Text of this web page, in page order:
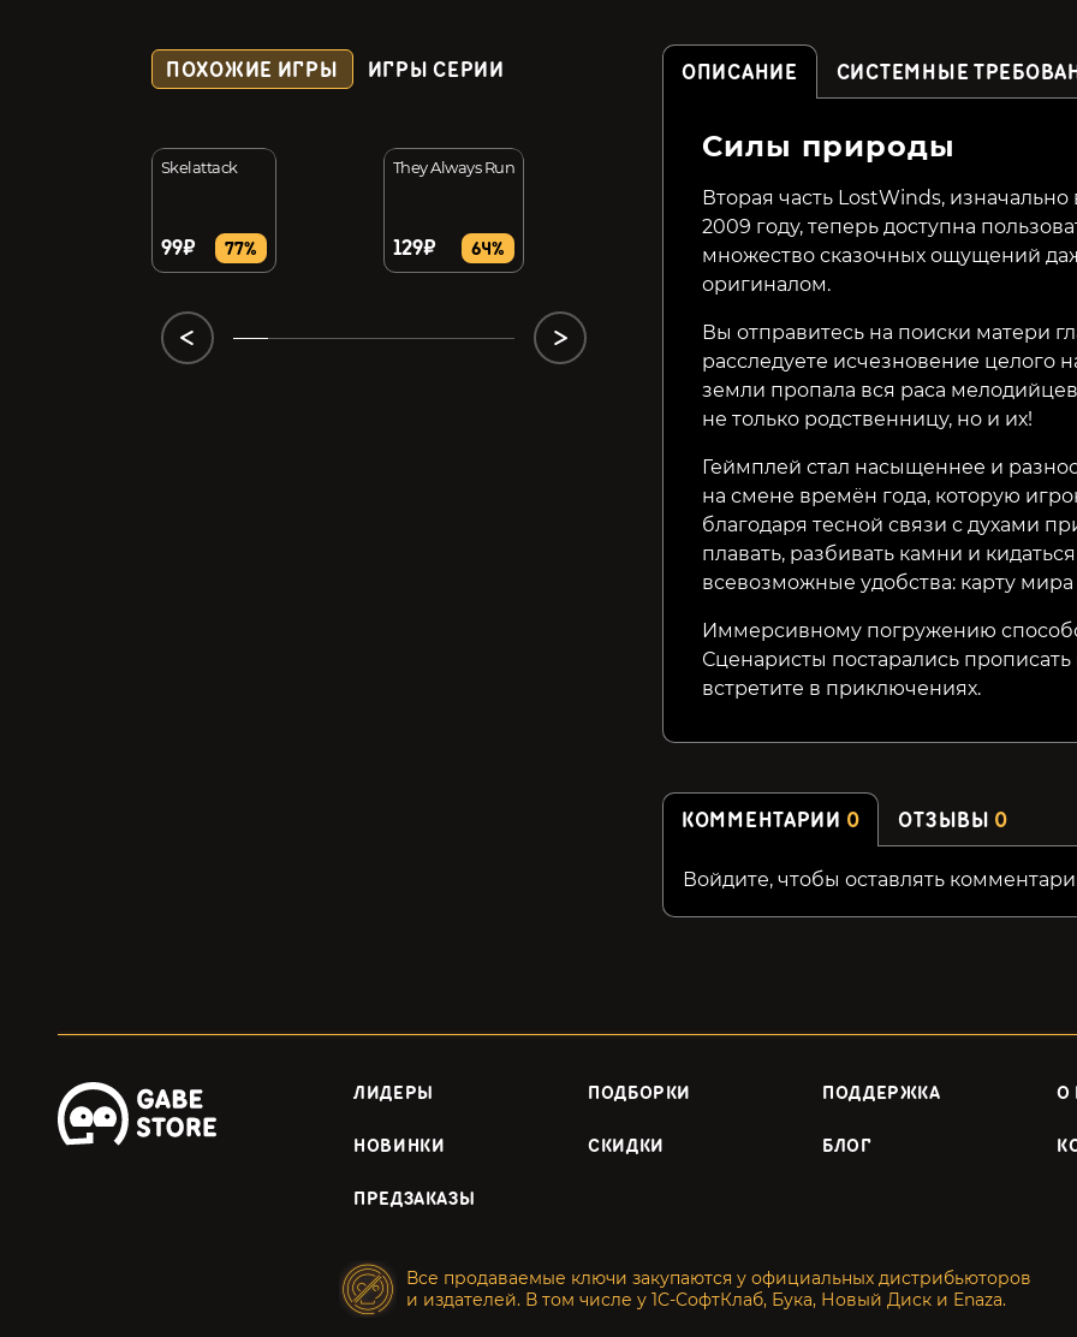
ПОХОЖИЕ ИГРЫ ИГРЫ СЕРИИ
Skelattack
99₽ 77%
They Always Run
129₽ 64% 83%
Songbird Symphony
129₽ 67%
ОПИСАНИЕ СИСТЕМНЫЕ
Силы природы
Вторая часть LostWinds,
2009 году, теперь доступна
множество сказочных ощущений
оригиналом.
Вы отправитесь на поиски матери
расследуете исчезновение целого
земли пропала вся раса
не только родственницу, но и их!
Геймплей стал насыщеннее и
на смене времён года, которую
благодаря тесной связи с духами
плавать, разбивать камни и
всевозможные удобства: карту мира
Иммерсивному погружению
Сценаристы постарались
встретите в приключениях.
КОММЕНТАРИИ 0 ОТЗЫВЫ 0
Войдите, чтобы оставлять
ЛИДЕРЫ ПОДБОРКИ ПОДДЕРЖКА О
НОВИНКИ СКИДКИ БЛОГ
ПРЕДЗАКАЗЫ
Все продаваемые ключи закупаются у официальных дистрибьюторов
и издателей. В том числе у 1С-СофтКлаб, Бука, Новый Диск и Enaza.